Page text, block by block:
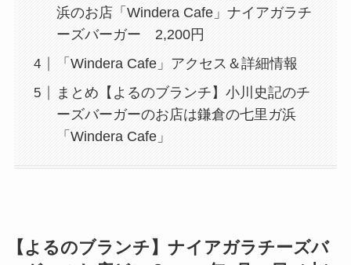
浜のお店「Windera Cafe」ナイアガラチ
ーズバーガー 2,200円
「Windera Cafe」アクセス＆詳細情報
まとめ【よるのブランチ】小川史記のチ
ーズバーガーのお店は鎌倉の七里ガ浜
「Windera Cafe」
【よるのブランチ】 ナイアガラチーズバ